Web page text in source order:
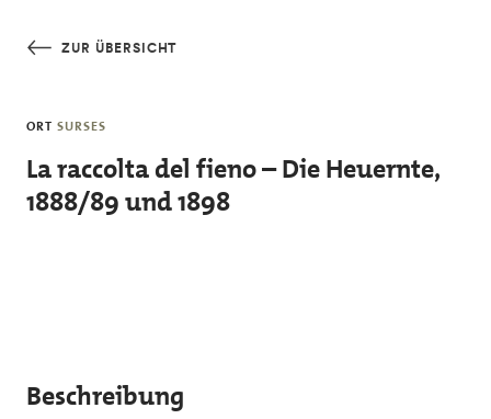
ZUR ÜBERSICHT
ORT SURSES
La raccolta del fieno – Die Heuernte,
1888/89 und 1898
Beschreibung